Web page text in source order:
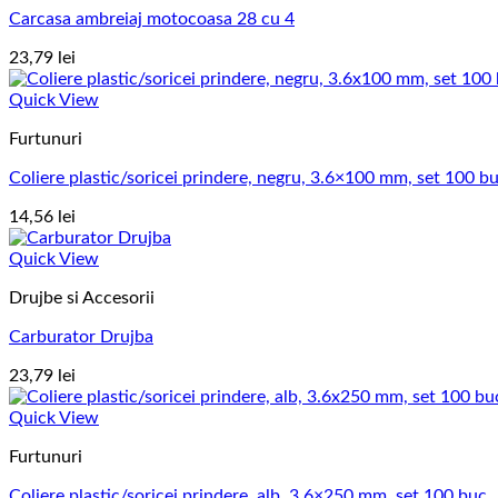
Carcasa ambreiaj motocoasa 28 cu 4
23,79 lei
Quick View
Furtunuri
Coliere plastic/soricei prindere, negru, 3.6×100 mm, set 100
14,56 lei
Quick View
Drujbe si Accesorii
Carburator Drujba
23,79 lei
Quick View
Furtunuri